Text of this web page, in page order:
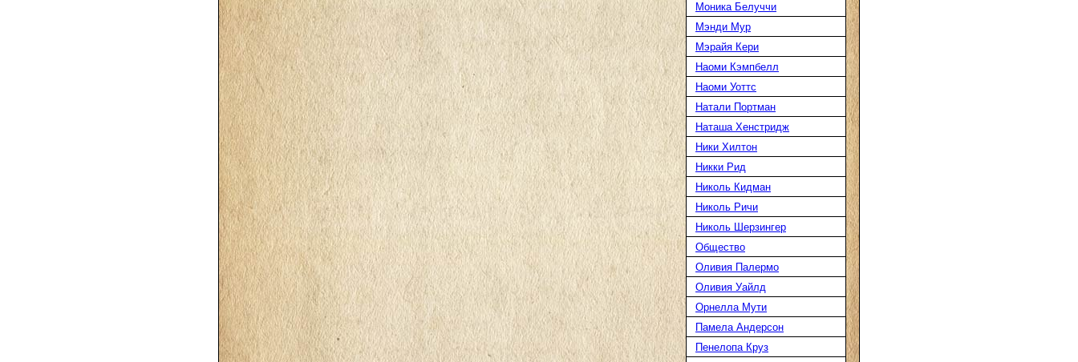
Моника Белуччи
Мэнди Мур
Мэрайя Кери
Наоми Кэмпбелл
Наоми Уоттс
Натали Портман
Наташа Хенстридж
Ники Хилтон
Никки Рид
Николь Кидман
Николь Ричи
Николь Шерзингер
Общество
Оливия Палермо
Оливия Уайлд
Орнелла Мути
Памела Андерсон
Пенелопа Круз